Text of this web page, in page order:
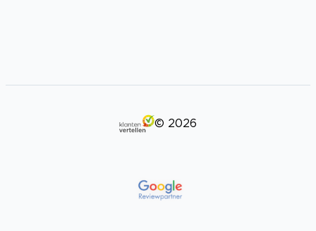
© 2026